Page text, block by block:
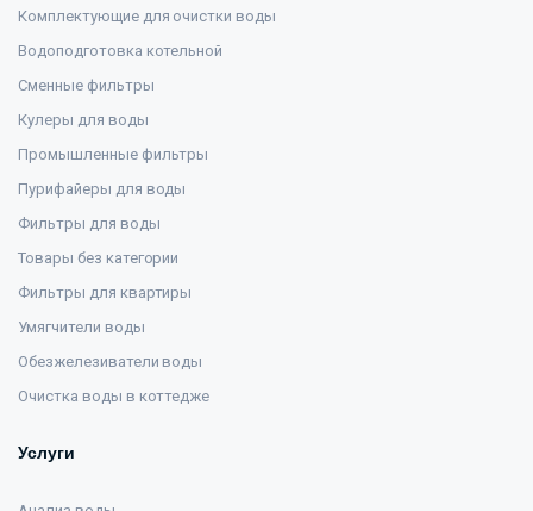
Комплектующие для очистки воды
Водоподготовка котельной
Сменные фильтры
Кулеры для воды
Промышленные фильтры
Пурифайеры для воды
Фильтры для воды
Товары без категории
Фильтры для квартиры
Умягчители воды
Обезжелезиватели воды
Очистка воды в коттедже
Услуги